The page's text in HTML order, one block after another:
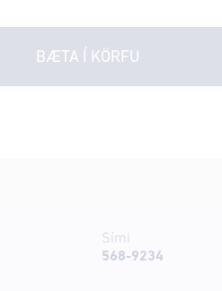
BÆTA Í KÖRFU
Sími
568-9234